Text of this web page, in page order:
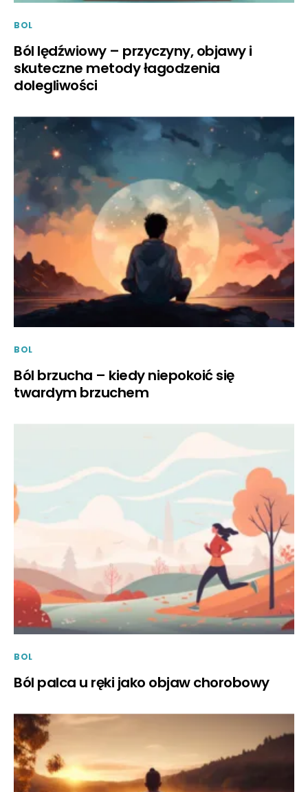
BOL
Ból lędźwiowy – przyczyny, objawy i
skuteczne metody łagodzenia
dolegliwości
BOL
Ból brzucha – kiedy niepokoić się
twardym brzuchem
BOL
Ból palca u ręki jako objaw chorobowy